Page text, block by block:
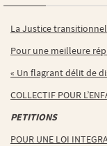
La Justice
Pour une meilleure
« Un flagrant délit de
COLLECTIF POUR
PETITIONS
POUR UNE LOI